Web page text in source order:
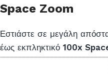
Space Zoom
Εστιάστε σε μεγάλη
έως εκπληκτικό 100x
σταθεροποιώντας το